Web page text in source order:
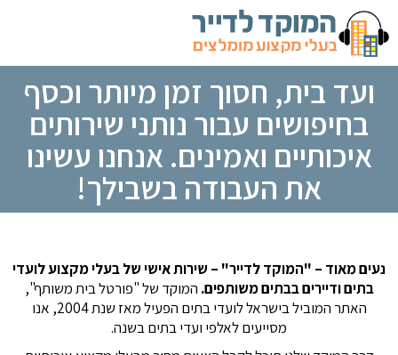
ועד בית, חסוך זמן מיותר וכסף
בחיפושים עבור נותני שירותים
איכותיים ואמינים. אנחנו עשינו
את העבודה בשבילך!
נעים מאוד – "המוקד לדייר" – שירות אישי של בעלי מקצוע לועדי
בתים ודיירים בבתים משותפים. המוקד של "פורטל בית משותף",
האתר המוביל בישראל לועדי בתים הפעיל מאז שנת 2004, אנו
מסייעים לאלפי ועדי בתים בשנה.